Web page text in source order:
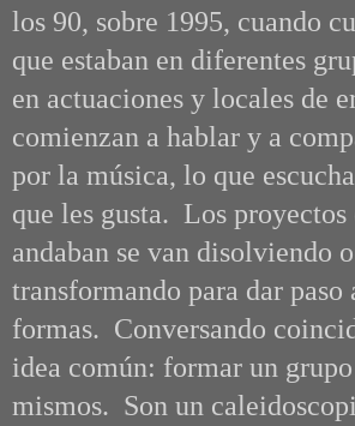
los 90, sobre 1995, cuando
que estaban en diferentes
en actuaciones y locales de
comienzan a hablar y a
por la música, lo que
que les gusta. Los proyectos
andaban se van disolviendo o
transformando para dar paso
formas. Conversando
idea común: formar un
mismos. Son un